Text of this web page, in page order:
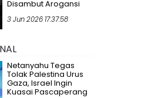
Disambut Arogansi
3 Jun 2026 17:37:58
Netanyahu Tegas
Tolak Palestina Urus
Gaza, Israel Ingin
Kuasai Pascaperang